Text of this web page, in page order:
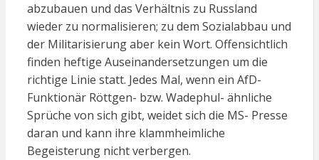
abzubauen und das Verhältnis zu Russland
wieder zu normalisieren; zu dem Sozialabbau und
der Militarisierung aber kein Wort. Offensichtlich
finden heftige Auseinandersetzungen um die
richtige Linie statt. Jedes Mal, wenn ein AfD-
Funktionär Röttgen- bzw. Wadephul- ähnliche
Sprüche von sich gibt, weidet sich die MS- Presse
daran und kann ihre klammheimliche
Begeisterung nicht verbergen.